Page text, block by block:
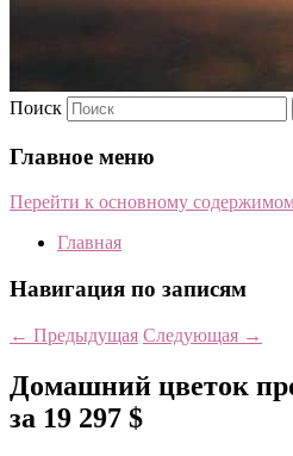
Поиск
Главное меню
Перейти к основному
Главная
Навигация по записям
← Предыдущая Следующая →
Домашний цветок
за 19 297 $